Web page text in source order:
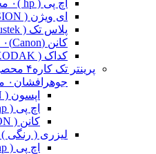
اچ پی ( hp )
۰ محصولات
ای ویژن ( AVISION )
پلاس تک ( plustek )
کانن (Canon)
۰ محصولات
کداک ( KODAK )
پرینتر تک کاره۴ محصول
جوهرافشان ۰ محصولات
اپسون ( EPSON )
اچ پی ( hp )
کانن ( CANON )
لیزری ( رنگی )
اچ پی ( hp )